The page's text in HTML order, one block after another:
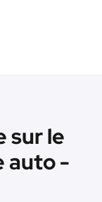
sur le
auto -